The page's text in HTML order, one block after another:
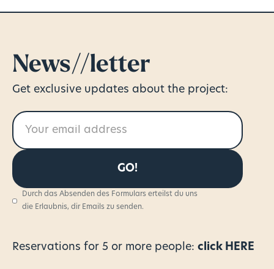
News//letter
Get exclusive updates about the project:
Durch das Absenden des Formulars erteilst du uns
die Erlaubnis, dir Emails zu senden.
Reservations for5 or more people: click HERE